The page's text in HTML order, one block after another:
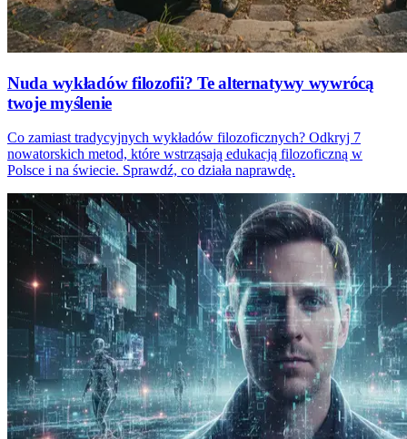
Nuda wykładów filozofii? Te alternatywy wywrócą
twoje myślenie
Co zamiast tradycyjnych wykładów filozoficznych? Odkryj 7
nowatorskich metod, które wstrząsają edukacją filozoficzną w
Polsce i na świecie. Sprawdź, co działa naprawdę.